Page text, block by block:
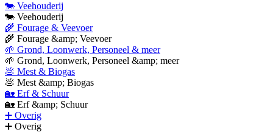
🐄 Veehouderij
🐄 Veehouderij
🌾 Fourage & Veevoer
🌾 Fourage &amp; Veevoer
🌱 Grond, Loonwerk, Personeel & meer
🌱 Grond, Loonwerk, Personeel &amp; meer
💩 Mest & Biogas
💩 Mest &amp; Biogas
🏡 Erf & Schuur
🏡 Erf &amp; Schuur
➕ Overig
➕ Overig